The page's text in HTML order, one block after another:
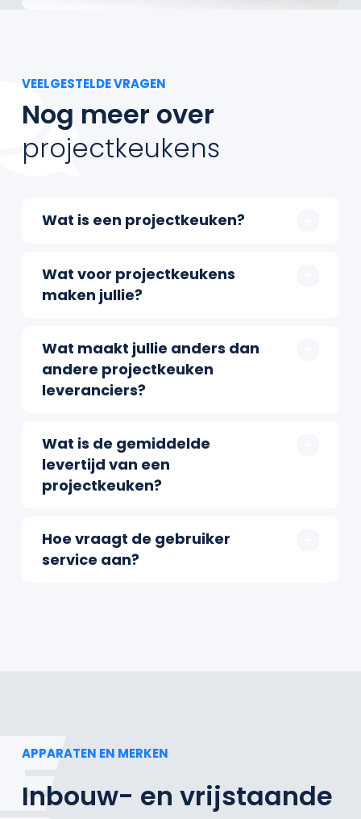
VEELGESTELDE VRAGEN
Nog meer over
projectkeukens
Wat is een projectkeuken?
Wat voor projectkeukens
maken jullie?
Wat maakt jullie anders dan
andere projectkeuken
leveranciers?
Wat is de gemiddelde
levertijd van een
projectkeuken?
Hoe vraagt de gebruiker
service aan?
APPARATEN EN MERKEN
Inbouw- en vrijstaande